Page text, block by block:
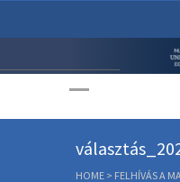
HOME > FELHÍVÁS A